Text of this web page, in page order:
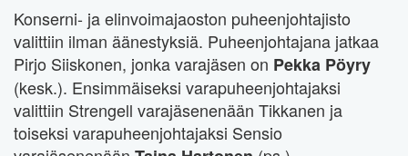
Konserni- ja elinvoimajaoston puheenjohtajisto
valittiin ilman äänestyksiä. Puheenjohtajana jatkaa
Pirjo Siiskonen, jonka varajäsen on Pekka Pöyry
(kesk.). Ensimmäiseksi varapuheenjohtajaksi
valittiin Strengell varajäsenenään Tikkanen ja
toiseksi varapuheenjohtajaksi Sensio